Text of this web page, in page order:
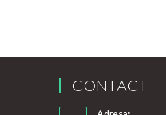
CONTACT